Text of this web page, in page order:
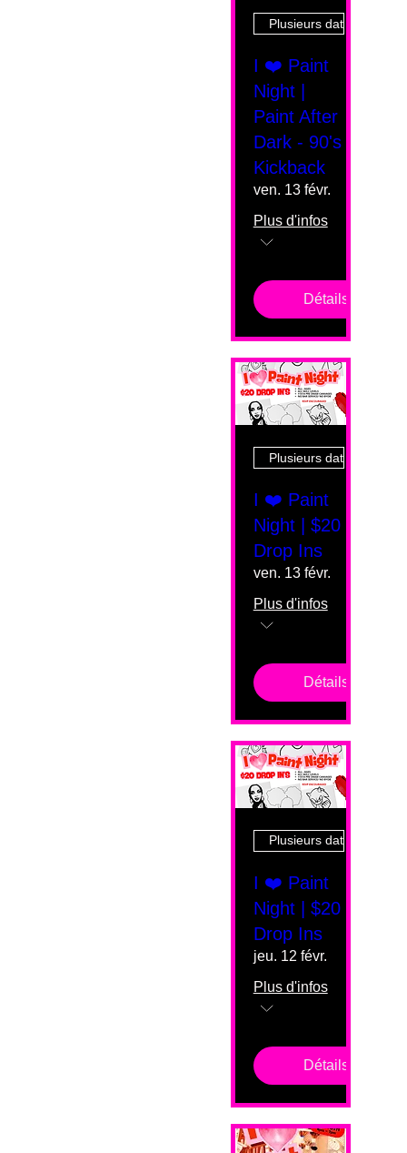
Plusieurs dates
I ❤️ Paint
Night |
Paint After
Dark - 90's
Kickback
ven. 13 févr.
Plus d'infos
Détails
Plusieurs dates
I ❤️ Paint
Night | $20
Drop Ins
ven. 13 févr.
Plus d'infos
Détails
Plusieurs dates
I ❤️ Paint
Night | $20
Drop Ins
jeu. 12 févr.
Plus d'infos
Détails